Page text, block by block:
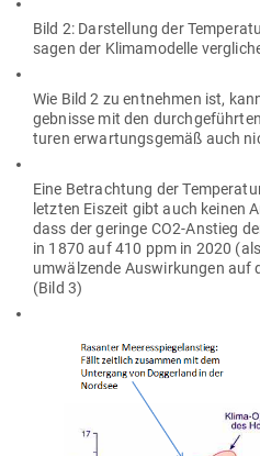
Bild 2: Dar­stellung der
sagen der Kli­ma­mo­delle
Wie Bild 2 zu ent­nehmen ist,
geb­nisse mit den
turen erwar­tungs­gemäß auch
Eine Betrachtung der
letzten Eiszeit gibt auch keinen
dass der geringe CO2-Anstieg
in 1870 auf 410 ppm in 2020
umwäl­zende Aus­wir­kungen auf
(Bild 3)